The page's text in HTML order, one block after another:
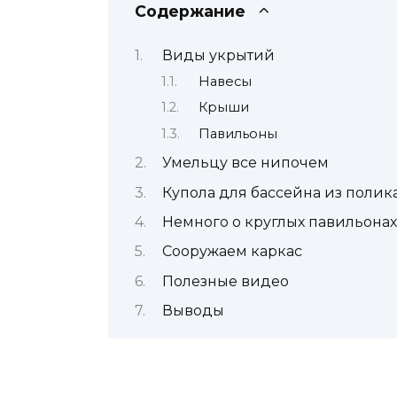
Содержание
Виды укрытий
Навесы
Крыши
Павильоны
Умельцу все нипочем
Купола для бассейна из
Немного о круглых павильонах
Сооружаем каркас
Полезные видео
Выводы